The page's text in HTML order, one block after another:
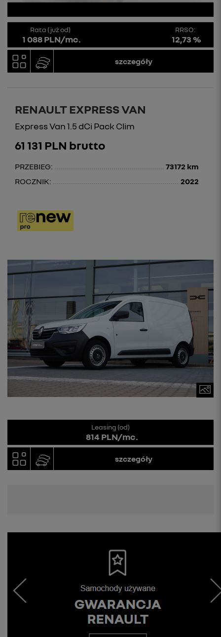
Rata (już od)
1 088 PLN/mc.
RRSO:
12,73 %
szczegóły
RENAULT EXPRESS VAN
Express Van 1.5 dCi Pack Clim
61 131 PLN brutto
PRZEBIEG:
73172 km
ROCZNIK:
2022
Leasing (od)
814 PLN/mc.
szczegóły